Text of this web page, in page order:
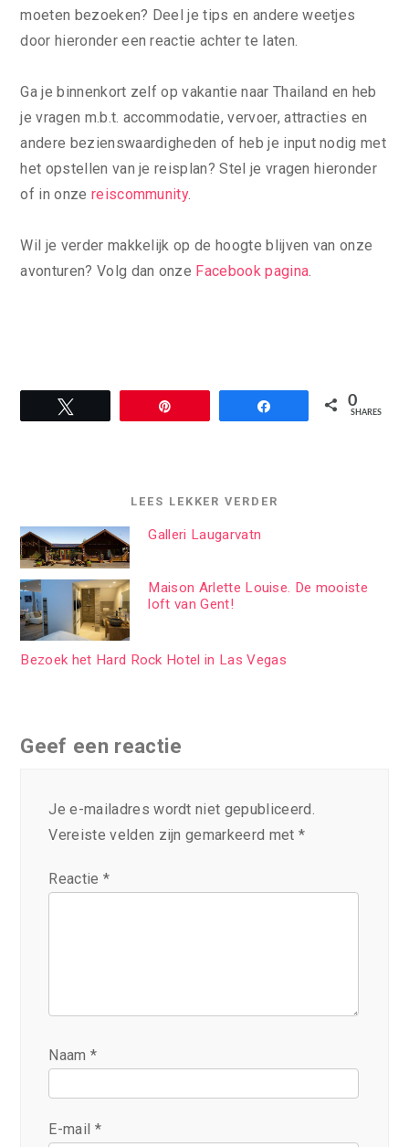
moeten bezoeken? Deel je tips en andere weetjes
door hieronder een reactie achter te laten.
Ga je binnenkort zelf op vakantie naar Thailand en heb
je vragen m.b.t. accommodatie, vervoer, attracties en
andere bezienswaardigheden of heb je input nodig met
het opstellen van je reisplan? Stel je vragen hieronder
of in onze reiscommunity.
Wil je verder makkelijk op de hoogte blijven van onze
avonturen? Volg dan onze Facebook pagina.
0
SHARES
LEES LEKKER VERDER
Galleri Laugarvatn
Maison Arlette Louise. De mooiste
loft van Gent!
Bezoek het Hard Rock Hotel in Las Vegas
Geef een reactie
Je e-mailadres wordt niet gepubliceerd.
Vereiste velden zijn gemarkeerd met *
Reactie *
Naam*
E-mail *